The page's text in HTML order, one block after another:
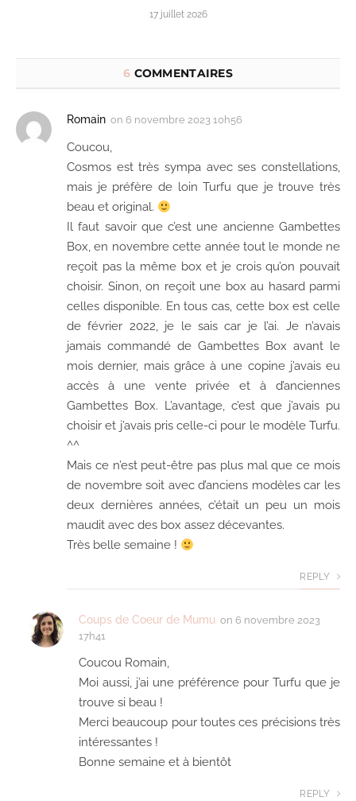
17 juillet 2026
6 COMMENTAIRES
Romain on 6 novembre 2023 10h56
Coucou,
Cosmos est très sympa avec ses constellations,
mais je préfère de loin Turfu que je trouve très
beau et original.
Il faut savoir que c’est une ancienne Gambettes
Box, en novembre cette année tout le monde ne
reçoit pas la même box et je crois qu’on pouvait
choisir. Sinon, on reçoit une box au hasard parmi
celles disponible. En tous cas, cette box est celle
de février 2022, je le sais car je l’ai. Je n’avais
jamais commandé de Gambettes Box avant le
mois dernier, mais grâce à une copine j’avais eu
accès à une vente privée et à d’anciennes
Gambettes Box. L’avantage, c’est que j’avais pu
choisir et j’avais pris celle-ci pour le modèle Turfu.
^^
Mais ce n’est peut-être pas plus mal que ce mois
de novembre soit avec d’anciens modèles car les
deux dernières années, c’était un peu un mois
maudit avec des box assez décevantes.
Très belle semaine !
REPLY
Coups de Coeur de Mumu on 6 novembre 2023
17h41
Coucou Romain,
Moi aussi, j’ai une préférence pour Turfu que je
trouve si beau !
Merci beaucoup pour toutes ces précisions très
intéressantes !
Bonne semaine et à bientôt
REPLY